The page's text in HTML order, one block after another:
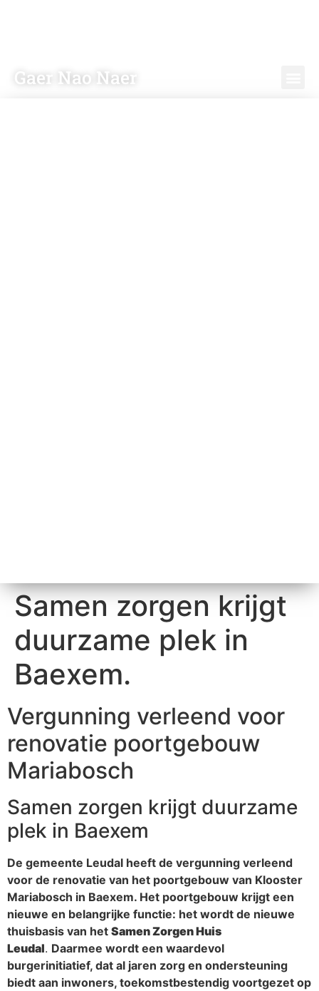
Gaer Nao Naer
Samen zorgen krijgt
duurzame plek in
Baexem.
Vergunning verleend voor
renovatie poortgebouw
Mariabosch
Samen zorgen krijgt duurzame
plek in Baexem
De gemeente Leudal heeft de vergunning verleend
voor de renovatie van het poortgebouw van Klooster
Mariabosch in Baexem. Het poortgebouw krijgt een
nieuwe en belangrijke functie: het wordt de nieuwe
thuisbasis van het Samen Zorgen Huis
Leudal. Daarmee wordt een waardevol
burgerinitiatief, dat al jaren zorg en ondersteuning
biedt aan inwoners, toekomstbestendig voortgezet op